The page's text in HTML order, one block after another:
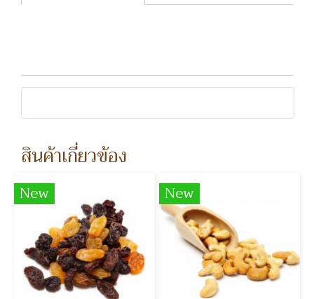
สินค้าเกี่ยวข้อง
New New